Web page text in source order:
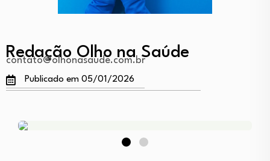
Redação Olho na Saúde
contato@olhonasaude.com.br
Publicado em 05/01/2026